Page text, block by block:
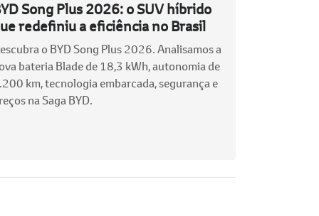
Song Plus 2026: o SUV híbrido
redefiniu a eficiência no Brasil
o BYD Song Plus 2026. Analisamos a
bateria Blade de 18,3 kWh, autonomia de
km, tecnologia embarcada, segurança e
na Saga BYD.